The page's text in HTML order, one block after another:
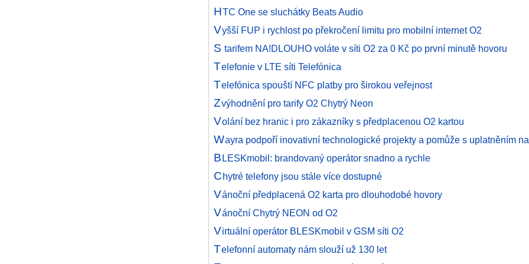
HTC One se sluchátky Beats Audio
Vyšší FUP i rychlost po překročení limitu pro mobilní internet O2
S tarifem NA!DLOUHO voláte v síti O2 za 0 Kč po první minutě hovoru
Telefonie v LTE síti Telefónica
Telefónica spouští NFC platby pro širokou veřejnost
Zvýhodnění pro tarify O2 Chytrý Neon
Volání bez hranic i pro zákazníky s předplacenou O2 kartou
Wayra podpoří inovativní technologické projekty a pomůže s uplatněním
BLESKmobil: brandovaný operátor snadno a rychle
Chytré telefony jsou stále více dostupné
Vánoční předplacená O2 karta pro dlouhodobé hovory
Vánoční Chytrý NEON od O2
Virtuální operátor BLESKmobil v GSM síti O2
Telefonní automaty nám slouží už 130 let